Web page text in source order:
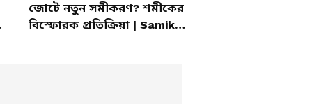
জোটে নতুন সমীকরণ? শমীকের
বিস্ফোরক প্রতিক্রিয়া | Samik